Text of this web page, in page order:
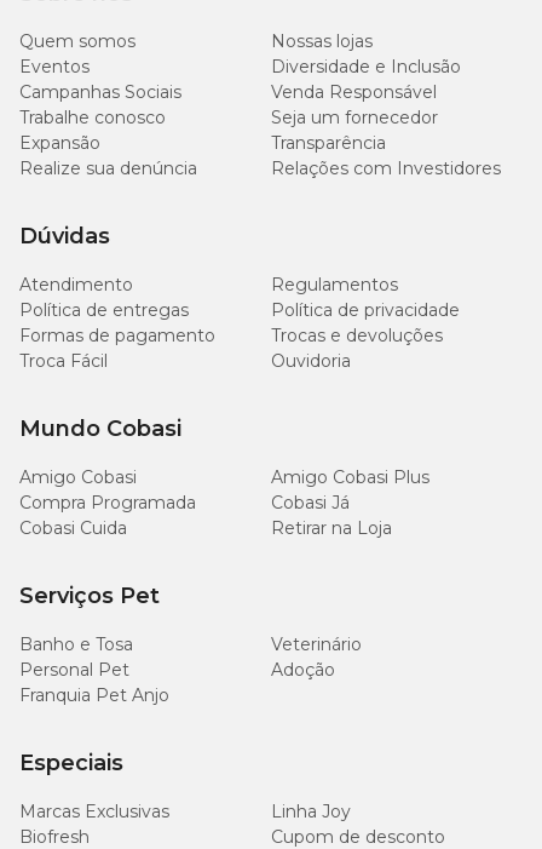
reforçados para maior segurança. Já para cães pequenos, modelos
Ambiente do passeio
Em locais tranquilos e com espaço aberto, guias mais longas
podem proporcionar maior liberdade ao pet. Em ambientes
urbanos ou com grande circulação de pessoas e veículos, as guias
tradicionais oferecem maior controle.
Cães mais calmos costumam se adaptar bem a guias com maior
comprimento. Já os mais agitados podem se beneficiar de modelos
Material e conforto
O material da guia deve ser resistente, confortável para segurar e
seguro para o animal. Fechos de qualidade ajudam a evitar
Quem somos
Nossas lojas
Eventos
Diversidade e Inclusão
Campanhas Sociais
Venda Responsável
Trabalhe conosco
Seja um fornecedor
Expansão
Transparência
Realize sua denúncia
Relações com Investidores
Dúvidas
Atendimento
Regulamentos
Política de entregas
Política de privacidade
Formas de pagamento
Trocas e devoluções
Troca Fácil
Ouvidoria
Mundo Cobasi
Amigo Cobasi
Amigo Cobasi Plus
Compra Programada
Cobasi Já
Cobasi Cuida
Retirar na Loja
Serviços Pet
Banho e Tosa
Veterinário
Personal Pet
Adoção
Franquia Pet Anjo
Especiais
Marcas Exclusivas
Linha Joy
Biofresh
Cupom de desconto